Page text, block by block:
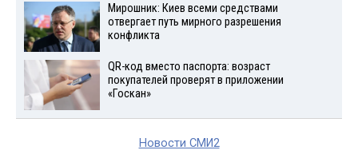
Мирошник: Киев всеми средствами
отвергает путь мирного разрешения
конфликта
QR-код вместо паспорта: возраст
покупателей проверят в приложении
«Госкан»
Новости СМИ2